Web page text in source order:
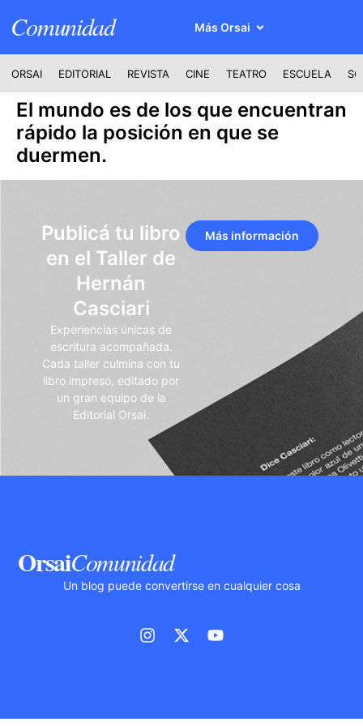
Comunidad Más Orsai
ORSAI EDITORIAL REVISTA CINE TEATRO ESCUELA
El mundo es de los que encuentran
rápido la posición en que se
duermen.
Publicá tu libro
en el Taller de
Hernán
Casciari
Experiencias únicas de
escritura acompañada.
Cada taller culmina con tu
libro impreso, editado por
un gran equipo de la
Editorial Orsai.
Más información
OrsaiComunidad
Un blog puede convertirse en cualquier cosa